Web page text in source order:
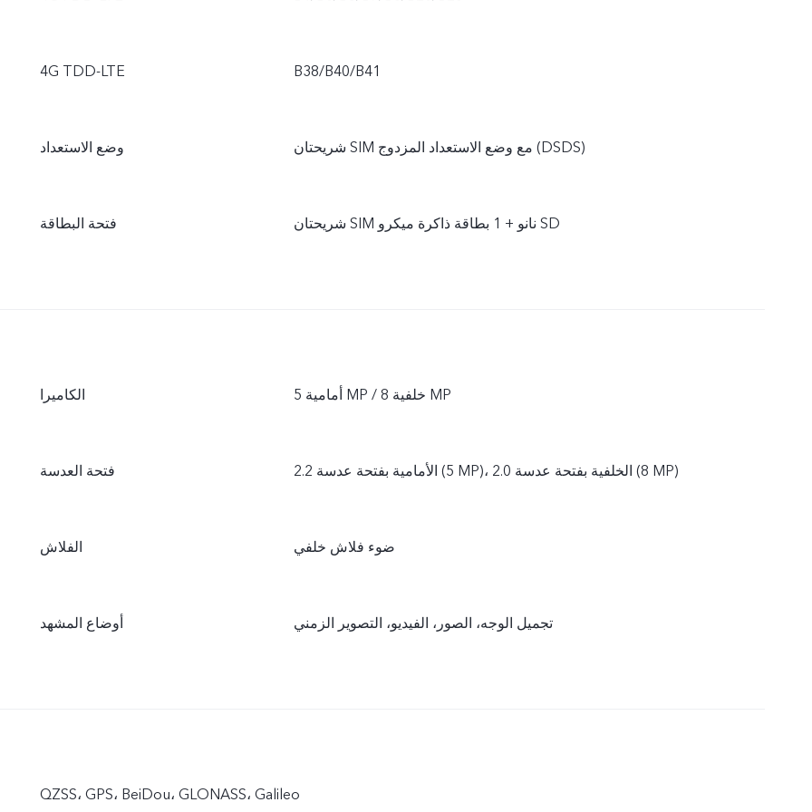
4G TDD-LTE
وضع الاستعداد شريحتان SIM مع وضع الاستعداد المزدوج (DSDS)
فتحة البطاقة شريحتان SIM نانو + 1 بطاقة ذاكرة ميكرو SD
الكاميرا أمامية 5 MP / خلفية 8 MP
فتحة العدسة الأمامية بفتحة عدسة 2.2 (5 MP)، الخلفية بفتحة عدسة 2.0 (8 MP)
الفلاش ضوء فلاش خلفي
أوضاع المشهد تجميل الوجه، الصور، الفيديو، التصوير الزمني
QZSS، GPS، BeiDou، GLONASS، Galileo